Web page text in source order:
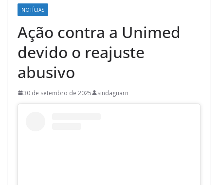
NOTÍCIAS
Ação contra a Unimed
devido o reajuste
abusivo
30 de setembro de 2025 sindaguarn